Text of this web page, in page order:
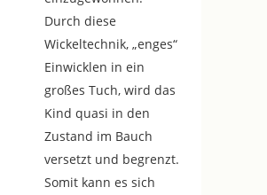
Durch diese
Wickeltechnik, „enges“
Einwicklen in ein
großes Tuch, wird das
Kind quasi in den
Zustand im Bauch
versetzt und begrenzt.
Somit kann es sich